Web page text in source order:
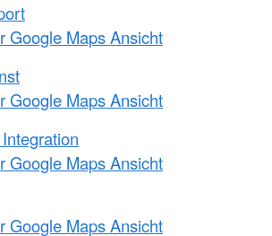
Google Maps Ansicht
Google Maps Ansicht
Google Maps Ansicht
Google Maps Ansicht